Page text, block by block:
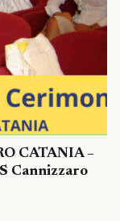
CATANIA –
Cannizzaro